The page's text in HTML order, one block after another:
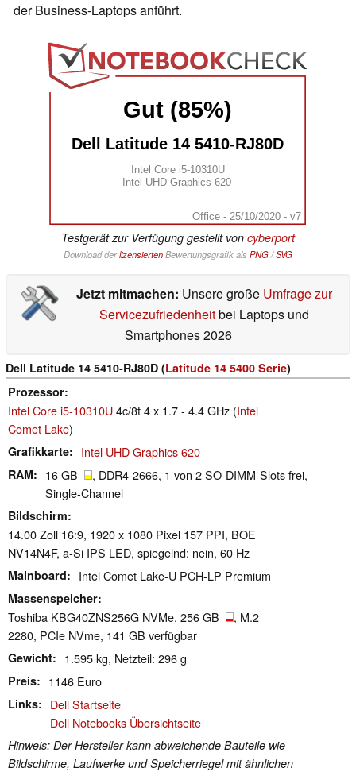
der Business-Laptops anführt.
Gut (85%)
Dell Latitude 14 5410-RJ80D
Intel Core i5-10310U
Intel UHD Graphics 620
Office - 25/10/2020 - v7
Testgerät zur Verfügung gestellt von cyberport
Download derlizensiertenBewertungsgrafik als PNG/SVG
Jetzt mitmachen: Unsere große Umfrage zur
Servicezufriedenheitbei Laptops und
Smartphones 2026
Dell Latitude 14 5410-RJ80D (Latitude 14 5400 Serie)
Prozessor
Intel Core i5-10310U4c/8t 4 x 1.7 - 4.4 GHz (Intel
Comet Lake)
Grafikkarte Intel UHD Graphics 620
RAM 16 GB
, DDR4-2666, 1 von 2 SO-DIMM-Slots frei,
Single-Channel
Bildschirm
14.00 Zoll 16:9, 1920 x 1080 Pixel 157 PPI, BOE
NV14N4F, a-Si IPS LED, spiegelnd: nein, 60 Hz
Mainboard Intel Comet Lake-U PCH-LP Premium
Massenspeicher
Toshiba KBG40ZNS256G NVMe, 256 GB
, M.2
2280, PCIe NVme, 141 GB verfügbar
Gewicht 1.595 kg, Netzteil: 296 g
Preis 1146 Euro
Links
Dell Startseite
Dell Notebooks Übersichtseite
Hinweis: Der Hersteller kann abweichende Bauteile wie
Bildschirme, Laufwerke und Speicherriegel mit ähnlichen